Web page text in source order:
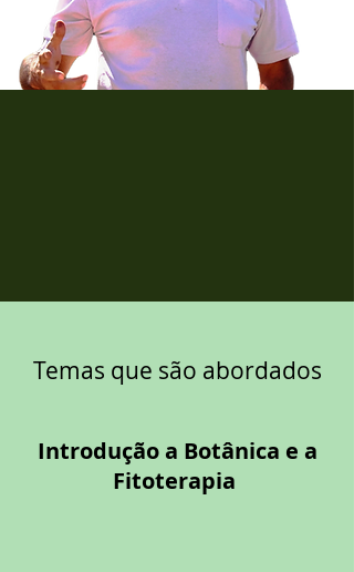
Temas que são abordados
Introdução a Botânica e a
Fitoterapia